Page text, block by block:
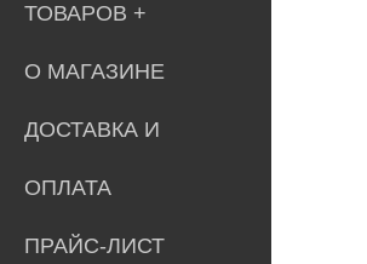
ТОВАРОВ
О МАГАЗИНЕ
ДОСТАВКА И
ОПЛАТА
ПРАЙС-ЛИСТ